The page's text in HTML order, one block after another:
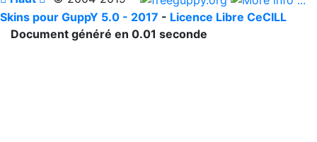
Skins pour GuppY 5.0 - 2017 - Licence Libre CeCILL
Document généré en 0.01 seconde